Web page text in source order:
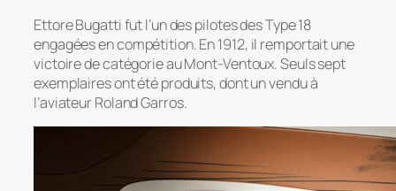
Ettore Bugatti fut l’un des pilotes des Type 18
engagées en compétition. En 1912, il remportait une
victoire de catégorie au Mont-Ventoux. Seuls sept
exemplaires ont été produits, dont un vendu à
l’aviateur Roland Garros.